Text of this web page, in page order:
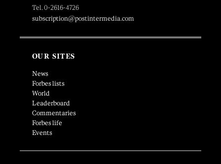
Tel. 0-2616-4726
subscription@postintermedia.com
OUR SITES
News
Forbes lists
World
Leaderboard
Commentaries
Forbes life
Events